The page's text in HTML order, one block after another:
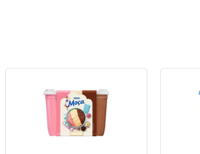
ter sempre à mão em sua casa. Sua
para o consumo, dispensando qualquer